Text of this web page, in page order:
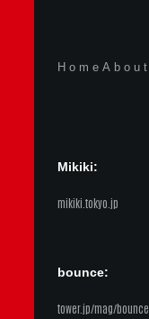
Home About
Mikiki:
mikiki.tokyo.jp
bounce:
tower.jp/mag/bounce